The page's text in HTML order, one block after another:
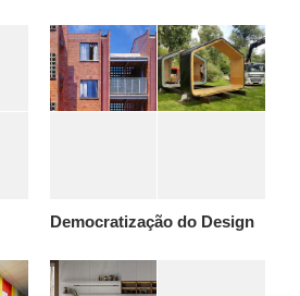
Democratização do Design